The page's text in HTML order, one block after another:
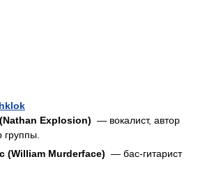
Explosion) — вокалист, автор
группы.
Murderface) — бас-гитарист